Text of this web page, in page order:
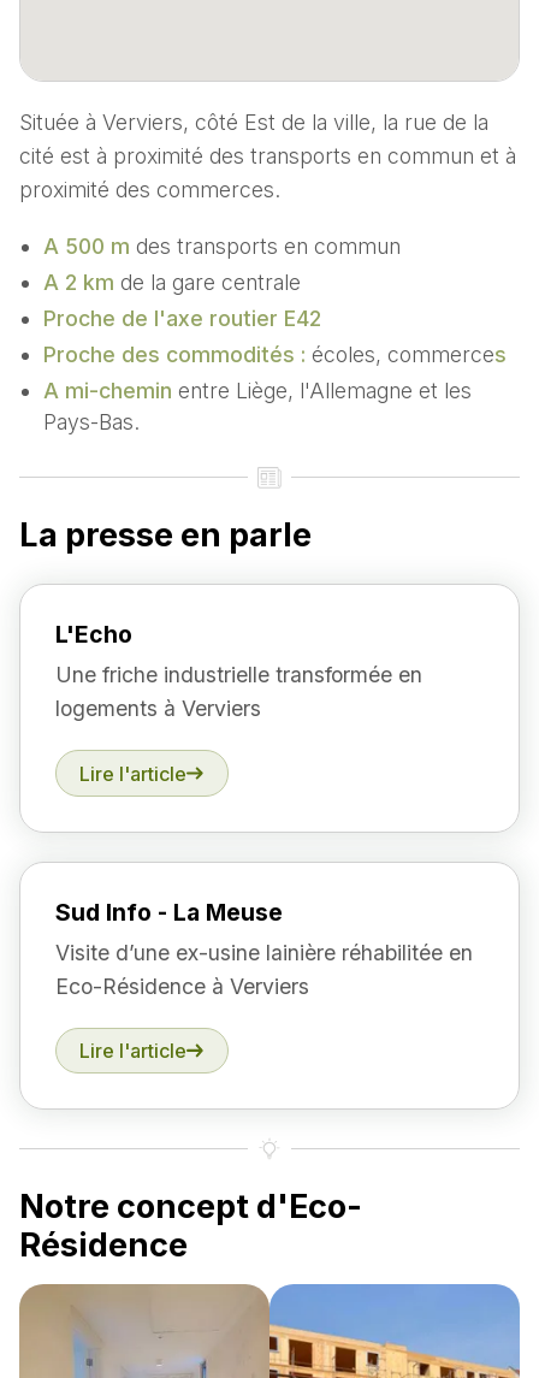
Située à Verviers, côté Est de la ville, la rue de la
cité est à proximité des transports en commun et à
proximité des commerces.
A 500 m des transports en commun
A 2 km de la gare centrale
Proche de l'axe routier E42
Proche des commodités : écoles, commerces
A mi-chemin entre Liège, l'Allemagne et les
Pays-Bas.
La presse en parle
L'Echo
Une friche industrielle transformée en
logements à Verviers
Lire l'article
Sud Info - La Meuse
Visite d’une ex-usine lainière réhabilitée en
Eco-Résidence à Verviers
Lire l'article
Notre concept d'Eco-
Résidence